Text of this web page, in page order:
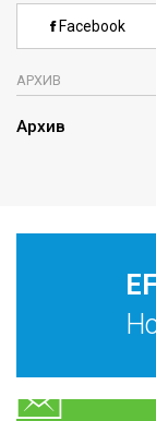
Facebook
АРХИВ
Архив